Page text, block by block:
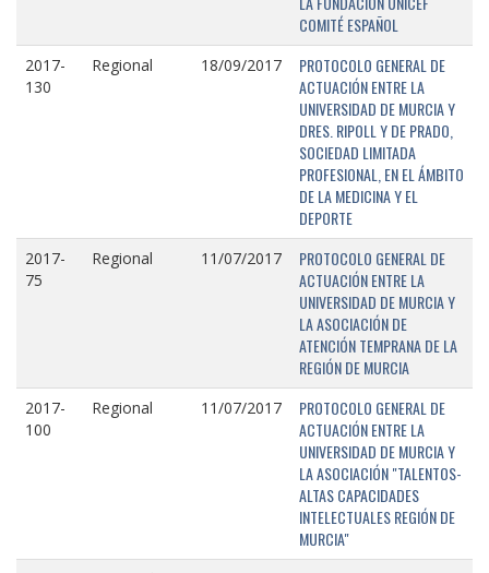
COMITÉ ESPAÑOL
2017-
130
Regional 18/09/2017
PROTOCOLO GENERAL DE
ACTUACIÓN ENTRE LA
UNIVERSIDAD DE MURCIA Y
DRES. RIPOLL Y DE PRADO,
SOCIEDAD LIMITADA
PROFESIONAL, EN EL ÁMBITO
DE LA MEDICINA Y EL
DEPORTE
2017-
75
Regional 11/07/2017
PROTOCOLO GENERAL DE
ACTUACIÓN ENTRE LA
UNIVERSIDAD DE MURCIA Y
LA ASOCIACIÓN DE
ATENCIÓN TEMPRANA DE LA
REGIÓN DE MURCIA
2017-
100
Regional 11/07/2017
PROTOCOLO GENERAL DE
ACTUACIÓN ENTRE LA
UNIVERSIDAD DE MURCIA Y
LA ASOCIACIÓN "TALENTOS-
ALTAS CAPACIDADES
INTELECTUALES REGIÓN DE
MURCIA"